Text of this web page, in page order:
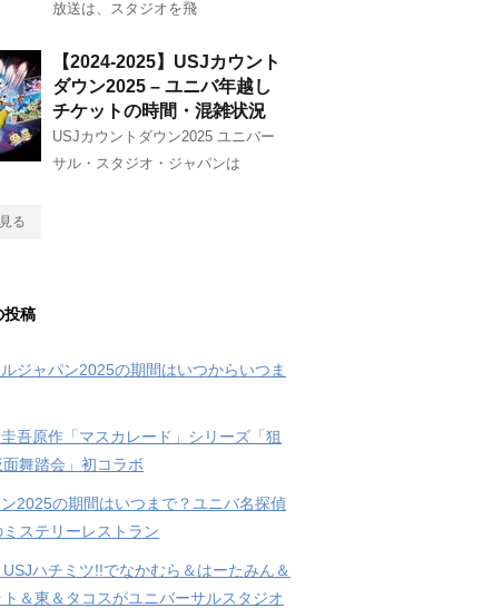
放送は、スタジオを飛
【2024-2025】USJカウント
ダウン2025 – ユニバ年越し
チケットの時間・混雑状況
USJカウントダウン2025 ユニバー
サル・スタジオ・ジャパンは
る
投稿
ジャパン2025の期間はいつからいつま
吾原作「マスカレード」シリーズ「狙
舞踏会」初コラボ
2025の期間はいつまで？ユニバ名探偵
ミステリーレストラン
USJハチミツ!!でなかむら＆はーたみん＆
ト＆東＆タコスがユニバーサルスタジオ